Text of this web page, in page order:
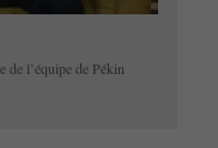
de l’équipe de Pékin